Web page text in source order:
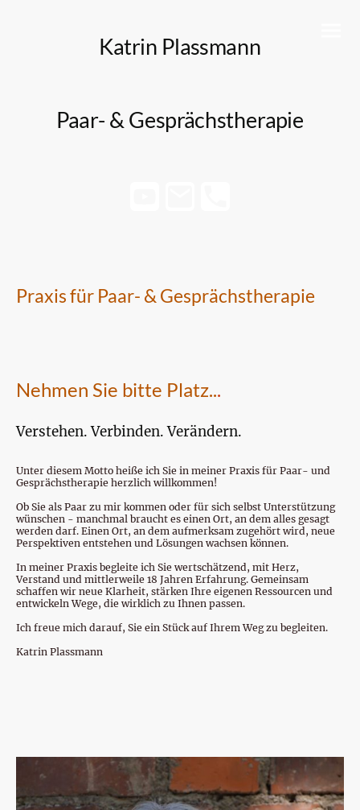
Katrin Plassmann
Paar- & Gesprächstherapie
Praxis für Paar- & Gesprächstherapie
Nehmen Sie bitte Platz...
Verstehen. Verbinden. Verändern.
Unter diesem Motto heiße ich Sie in meiner Praxis für Paar- und
Gesprächstherapie herzlich willkommen!
Ob Sie als Paar zu mir kommen oder für sich selbst Unterstützung
wünschen - manchmal braucht es einen Ort, an dem alles gesagt
werden darf. Einen Ort, an dem aufmerksam zugehört wird, neue
Perspektiven entstehen und Lösungen wachsen können.
In meiner Praxis begleite ich Sie wertschätzend, mit Herz,
Verstand und mittlerweile 18 Jahren Erfahrung. Gemeinsam
schaffen wir neue Klarheit, stärken Ihre eigenen Ressourcen und
entwickeln Wege, die wirklich zu Ihnen passen.
Ich freue mich darauf, Sie ein Stück auf Ihrem Weg zu begleiten.
Katrin Plassmann